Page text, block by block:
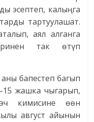
эсептеп, калыңга
тартуулашат.
аял алганга
так өтүп
бапестеп багып
жашка чыгарып,
кимисине өөн
август айынын